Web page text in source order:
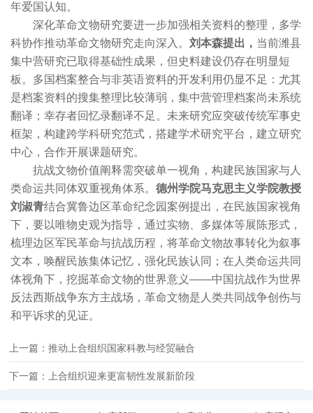
年爱国认知。
深化革命文物研究要进一步加强相关资料的整理，多学
科协作推动革命文物研究走向深入。 刘本森提出， 当前潍县
集中营研究已取得基础性成果，但史料建设仍存在明显短
板。多国档案整合与非英语资料的开发利用仍显不足：尤其
是档案资料的搜集整理比较薄弱，集中营管理档案尚未系统
翻译；幸存者回忆录翻译不足。未来研究应突破传统军事史
框架，构建跨学科研究范式，搭建学术研究平台，建立研究
中心，合作开展课题研究。
抗战文物价值阐释需突破单一视角，构建民族国家与人
类命运共同体双重视角体系。 德州学院马克思主义学院教授
刘淑青结合冀鲁边区革命纪念园案例提出，在民族国家视角
下，要以唯物史观为指导，通过实物、多媒体等展陈形式，
梳理边区军民革命与抗战历程，将革命文物故事转化为叙事
文本，唤醒民族集体记忆，强化民族认同；在人类命运共同
体视角下，挖掘革命文物的世界意义——中国抗战作为世界
反法西斯战争东方主战场，革命文物是人类共同战争创伤与
和平诉求的见证。
上一篇：推动上合组织国家科教与经贸融合
下一篇：上合组织迎来更富韧性发展新阶段